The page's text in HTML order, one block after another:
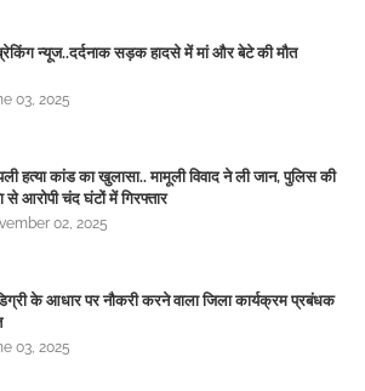
न्यूज..दर्दनाक सड़क हादसे में मां और बेटे की मौत
03, 2025
हत्या कांड का खुलासा.. मामूली विवाद ने ली जान, पुलिस की
से आरोपी चंद घंटों में गिरफ्तार
02, 2025
के आधार पर नौकरी करने वाला जिला कार्यक्रम प्रबंधक
03, 2025